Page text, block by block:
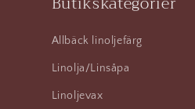
Allbäck linoljefärg
Linolja/Linsåpa
Linoljevax